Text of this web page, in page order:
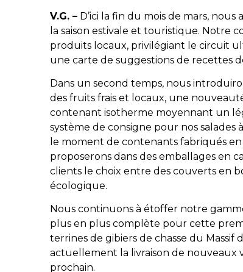
V.G. – D’ici la fin du mois de mars,
la saison estivale et touristique. Notre
produits locaux, privilégiant le circuit
une carte de suggestions de recettes
Dans un second temps, nous
des fruits frais et locaux, une
contenant isotherme moyennant un
système de consigne pour nos
le moment de contenants fabriqués
proposerons dans des emballages en
clients le choix entre des couverts en
écologique.
Nous continuons à étoffer notre
plus en plus complète pour cette
terrines de gibiers de chasse du
actuellement la livraison de nouveaux
prochain.